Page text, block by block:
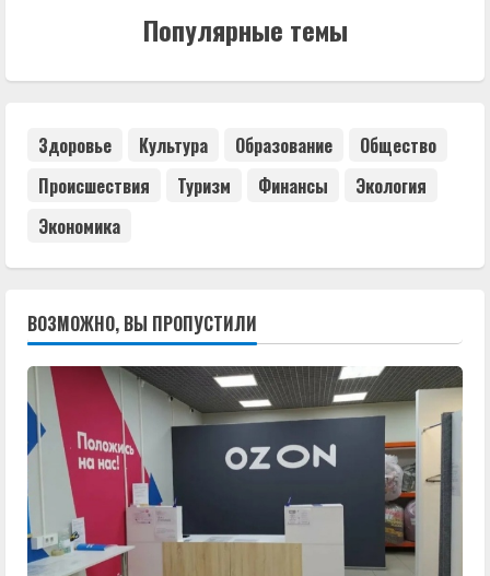
Популярные темы
Здоровье Культура Образование
Общество
Происшествия
Туризм Финансы
Экология
Экономика
ВОЗМОЖНО, ВЫ ПРОПУСТИЛИ